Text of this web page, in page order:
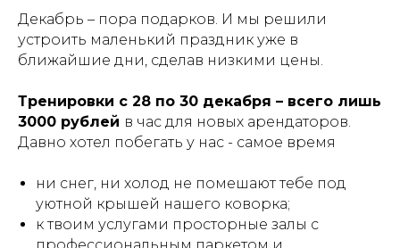
Декабрь – пора подарков. И мы решили
устроить маленький праздник уже в
ближайшие дни, сделав низкими цены.
Тренировки с 28 по 30 декабря – всего лишь
3000 рублей в час для новых арендаторов.
Давно хотел побегать у нас - самое время
ни снег, ни холод не помешают тебе под
уютной крышей нашего коворка;
к твоим услугами просторные залы с